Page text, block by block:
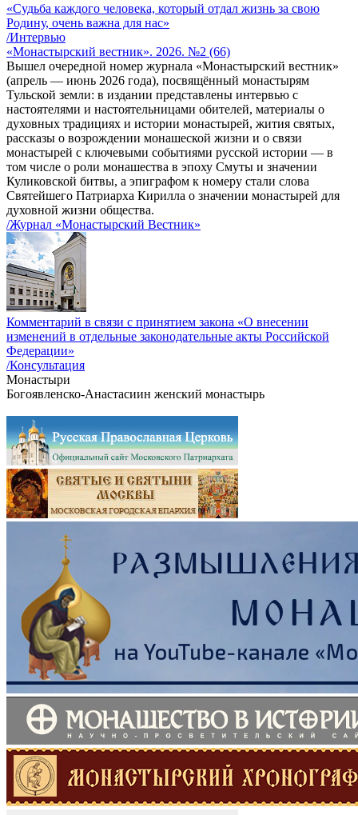
«Судьба каждого человека, который отдал жизнь за свою
Родину, очень важна для нас»
/Интервью
«Монастырский вестник». 2026. №2 (66)
Вышел очередной номер журнала «Монастырский вестник»
(апрель — июнь 2026 года), посвящённый монастырям
Тульской земли: в издании представлены интервью с
настоятелями и настоятельницами обителей, материалы о
духовных традициях и истории монастырей, жития святых,
рассказы о возрождении монашеской жизни и о связи
монастырей с ключевыми событиями русской истории — в
том числе о роли монашества в эпоху Смуты и значении
Куликовской битвы, а эпиграфом к номеру стали слова
Святейшего Патриарха Кирилла о значении монастырей для
духовной жизни общества.
/Журнал «Монастырский Вестник»
Комментарий в связи с принятием закона «О внесении
изменений в отдельные законодательные акты Российской
Федерации»
/Консультация
Монастыри
Богоявленско-Анастасиин женский монастырь